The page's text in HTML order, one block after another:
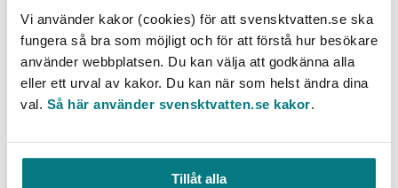
Vi använder kakor (cookies) för att svensktvatten.se ska
fungera så bra som möjligt och för att förstå hur besökare
använder webbplatsen. Du kan välja att godkänna alla
eller ett urval av kakor. Du kan när som helst ändra dina
val. Så här använder svensktvatten.se kakor.
Tillåt alla
LÄS MER
Telefon: 08 – 506 002 90